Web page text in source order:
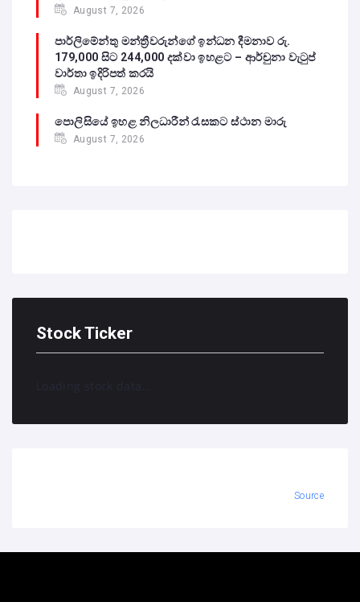
August 7, 2026
පාර්ලිමේන්තු මන්ත්‍රීවරුන්ගේ ඉන්ධන දීමනාව රු.
179,000 සිට 244,000 දක්වා ඉහළට – ආර්චුනා වැටුප්
වාර්තා ඉදිරිපත් කරයි
August 7, 2026
පොලිසියේ ඉහළ නිලධාරීන් රැසකට ස්ථාන මාරු
August 7, 2026
Stock Ticker
Loading stock data...
Source